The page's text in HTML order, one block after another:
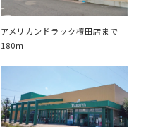
アメリカンドラック檀田店まで
180ｍ